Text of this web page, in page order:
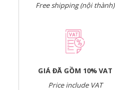
Free shipping (nội thành)
GIÁ ĐÃ GỒM 10% VAT
Price include VAT